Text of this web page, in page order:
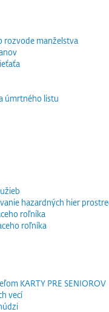
rozvode manželstva
úmrtného listu
hazardných hier
roľníka
roľníka
KARTY PRE SENIOROV
vecí